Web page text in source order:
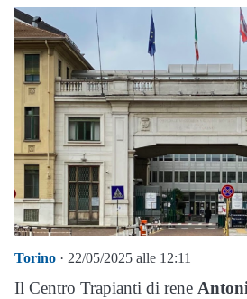
Torino · 22/05/2025 alle 12:11
Il Centro Trapianti di rene